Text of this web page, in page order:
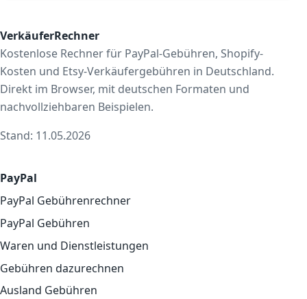
VerkäuferRechner
Kostenlose Rechner für PayPal-Gebühren, Shopify-
Kosten und Etsy-Verkäufergebühren in Deutschland.
Direkt im Browser, mit deutschen Formaten und
nachvollziehbaren Beispielen.
Stand: 11.05.2026
PayPal
PayPal Gebührenrechner
PayPal Gebühren
Waren und Dienstleistungen
Gebühren dazurechnen
Ausland Gebühren